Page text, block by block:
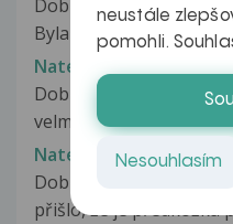
Dobrý den, 19.12.2019
Byla jsem na
Nateklá a bolavá
Dobrý den, už více než
velmi bolavá levá
Nateklá a podrážděná
Dobrý den, před
přišlo, že je předkožka
neustále
pomohli.
Nesouhlasím